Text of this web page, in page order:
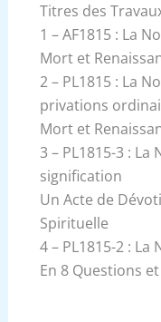
Titres des
1 – AF1815 : La
Mort et
2 – PL1815 : La
privations
Mort et
3 – PL1815-3 :
signification
Un Acte de
Spirituelle
4 – PL1815-2 :
En 8 Questions